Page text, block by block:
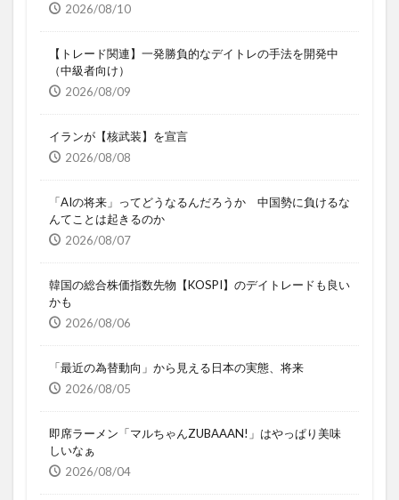
2026/08/10
【トレード関連】一発勝負的なデイトレの手法を開発中
（中級者向け）
2026/08/09
イランが【核武装】を宣言
2026/08/08
「AIの将来」ってどうなるんだろうか 中国勢に負けるな
んてことは起きるのか
2026/08/07
韓国の総合株価指数先物【KOSPI】のデイトレードも良い
かも
2026/08/06
「最近の為替動向」から見える日本の実態、将来
2026/08/05
即席ラーメン「マルちゃんZUBAAAN!」はやっぱり美味
しいなぁ
2026/08/04